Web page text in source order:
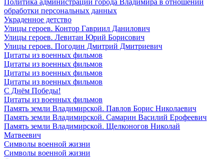
Политика администрации города Владимира в отношении
обработки персональных данных
Украденное детство
Улицы героев. Контор Гавриил Данилович
Улицы героев. Левитан Юрий Борисович
Улицы героев. Погодин Дмитрий Дмитриевич
Цитаты из военных фильмов
Цитаты из военных фильмов
Цитаты из военных фильмов
Цитаты из военных фильмов
С Днём Победы!
Цитаты из военных фильмов
Память земли Владимирской. Павлов Борис Николаевич
Память земли Владимирской. Самарин Василий Ерофеевич
Память земли Владимирской. Щелконогов Николай
Матвеевич
Символы военной жизни
Символы военной жизни